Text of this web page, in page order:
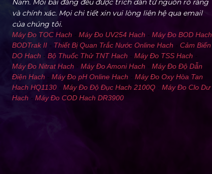
Nam. Mỗi bài đăng đều được trích dẫn từ nguồn rõ ràng
và chính xác. Mọi chi tiết xin vui lòng liên hệ qua email
của chúng tôi.
Máy Đo TOC Hach Máy Đo UV254 Hach - Máy Đo BOD Hach
BODTrak II - Thiết Bị Quan Trắc Nước Online Hach - Cảm Biến
DO Hach - Bộ Thuốc Thử TNT Hach - Máy Đo TSS Hach
Máy Đo Nitrat Hach - Máy Đo Amoni Hach
Máy Đo Độ Dẫn
Điện Hach - Máy Đo pH Online Hach
Máy Đo Oxy Hòa Tan
Hach HQ1130 - Máy Đo Độ Đục Hach 2100Q
Máy Đo Clo Dư
Hach - Máy Đo COD Hach DR3900